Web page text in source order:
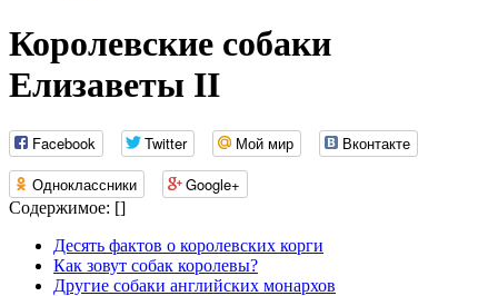
Королевские собаки
Елизаветы II
Facebook Twitter Мой мир
Вконтакте
Одноклассники
Google+
Содержимое: []
Десять фактов о королевских корги
Как зовут собак королевы?
Другие собаки английских монархов